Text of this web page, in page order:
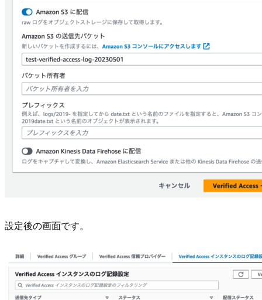
設定後の画面です。